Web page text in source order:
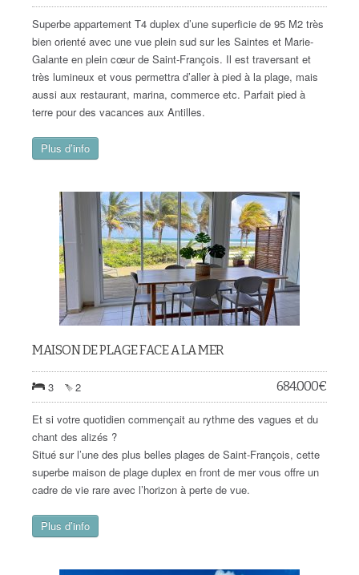
Superbe appartement T4 duplex d’une superficie de 95 M2 très
bien orienté avec une vue plein sud sur les Saintes et Marie-
Galante en plein cœur de Saint-François. Il est traversant et
très lumineux et vous permettra d’aller à pied à la plage, mais
aussi aux restaurant, marina, commerce etc. Parfait pied à
terre pour des vacances aux Antilles.
Plus d’info
MAISON DE PLAGE FACE A LA MER
3 2 684.000€
Et si votre quotidien commençait au rythme des vagues et du
chant des alizés ?
Situé sur l’une des plus belles plages de Saint-François, cette
superbe maison de plage duplex en front de mer vous offre un
cadre de vie rare avec l’horizon à perte de vue.
Plus d’info